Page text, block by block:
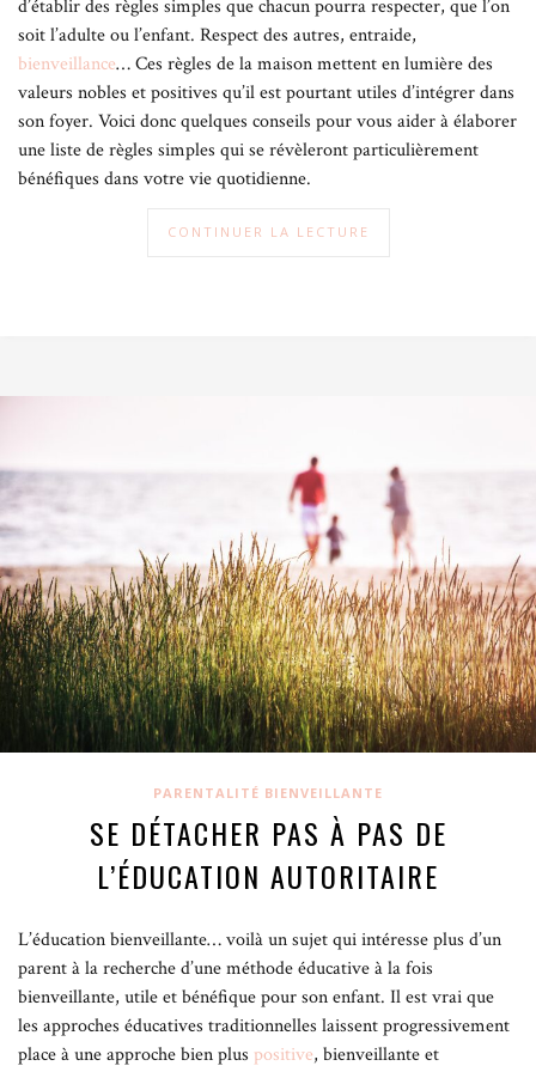
place des outils efficaces.
Théorie de l’attachement
En parentalité bienveillante la notion de figure d’attachement est
fondamentale. Pour se développer affectivement et socialement,
l’enfant a naturellement besoin d’une figure d’attachement. Il
notamment affective et émotionnelle.
La communication non violente s’applique aussi bien à la
communication avec les enfants qu’avec les adultes.
Comme toutes les approches positives, La CNV suppose une
attitude bienveillante et par conséquent rejette toute forme de
violence éducative. Cette forme de communication positive prône
une approche empathique en encourageant les parents à:
· accueillir avec bienveillance les émotions de l’enfant.
comportements jugés inappropriés (cris, pleurs, agressivité etc…)
· apporter une écoute empathique, active, ouverte et
bienveillante.
· poser un cadre bienveillant et des limites claires
· résoudre les conflits en amenant l’enfant à coopérer plutôt
qu’à obéir ou punir.
La parentalité bienveillante au quotidien
d’établir des règles simples que chacun pourra respecter, que l’on
soit l’adulte ou l’enfant. Respect des autres, entraide,
bienveillance… Ces règles de la maison mettent en lumière des
valeurs nobles et positives qu’il est pourtant utiles d’intégrer dans
son foyer. Voici donc quelques conseils pour vous aider à élaborer
une liste de règles simples qui se révèleront particulièrement
bénéfiques dans votre vie quotidienne.
CONTINUER LA LECTURE
PARENTALITÉ BIENVEILLANTE
SE DÉTACHER PAS À PAS DE
L’ÉDUCATION AUTORITAIRE
L’éducation bienveillante… voilà un sujet qui intéresse plus d’un
parent à la recherche d’une méthode éducative à la fois
bienveillante, utile et bénéfique pour son enfant. Il est vrai que
les approches éducatives traditionnelles laissent progressivement
place à une approche bien plus positive, bienveillante et